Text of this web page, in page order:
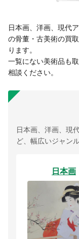
日本画、洋画、現代
の骨董・古美術の買
ります。
一覧にない美術品も
相談ください。
日本画、洋画、現
ど、幅広いジャン
日本画